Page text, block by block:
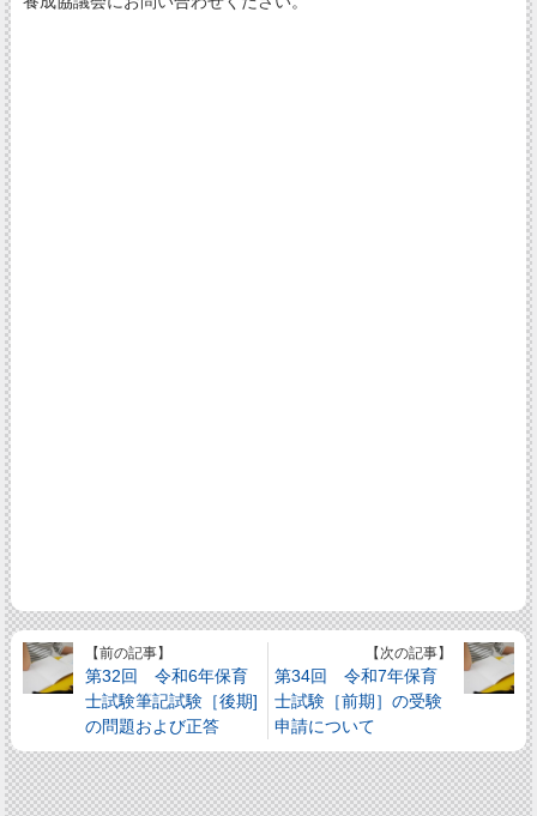
【前の記事】
第32回 令和6年保育
士試験筆記試験［後期]
の問題および正答
【次の記事】
第34回 令和7年保育
士試験［前期］の受験
申請について